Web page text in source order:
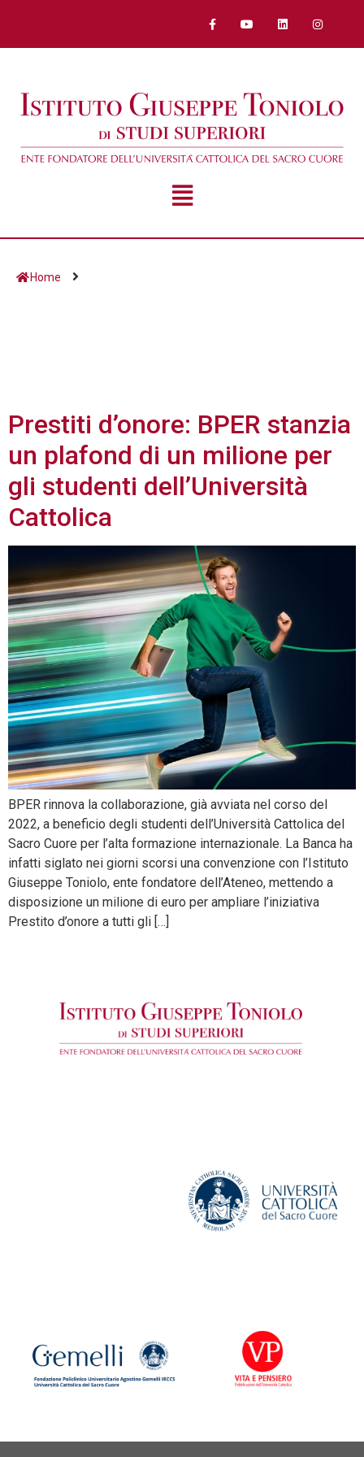
Home
Prestiti d’onore: BPER stanzia
un plafond di un milione per
gli studenti dell’Università
Cattolica
BPER rinnova la collaborazione, già avviata nel corso del
2022, a beneficio degli studenti dell’Università Cattolica del
Sacro Cuore per l’alta formazione internazionale. La Banca ha
infatti siglato nei giorni scorsi una convenzione con l’Istituto
Giuseppe Toniolo, ente fondatore dell’Ateneo, mettendo a
disposizione un milione di euro per ampliare l’iniziativa
Prestito d’onore a tutti gli […]